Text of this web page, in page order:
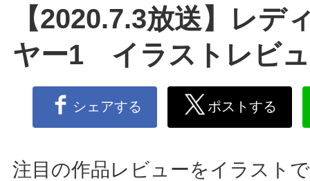
【2020.7.3放送】レデ
ヤー1 イラストレビ
シェアする ポストする
注目の作品レビューをイラスト